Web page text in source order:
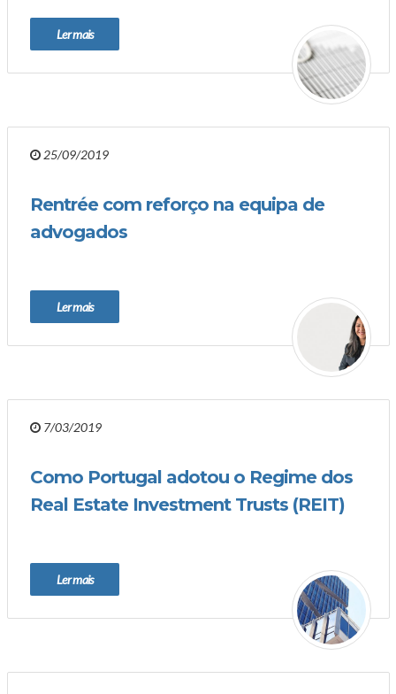
Ler mais
25/09/2019
Rentrée com reforço na equipa de
advogados
Ler mais
7/03/2019
Como Portugal adotou o Regime dos
Real Estate Investment Trusts (REIT)
Ler mais